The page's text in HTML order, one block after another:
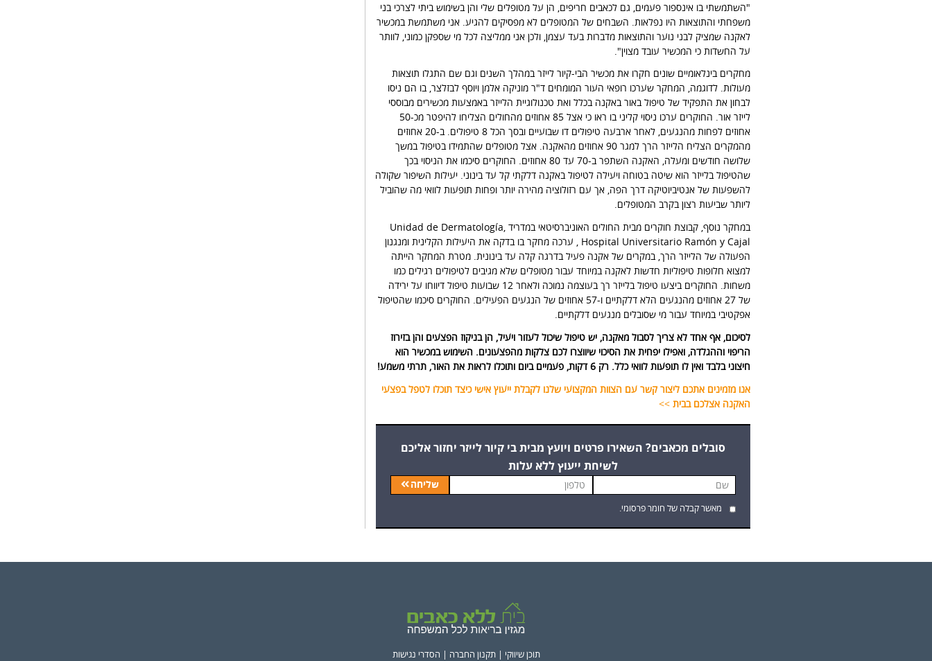
"השתמשתי בו אינספור פעמים, גם לכאבים חריפים, הן על מטופלים שלי והן בשימוש ביתי לצרכי בני
משפחתי והתוצאות היו נפלאות. השבחים של המטופלים לא מפסיקים להגיע. אני משתמשת במכשיר
לאקנה שמציק לבני נוער והתוצאות מדברות בעד עצמן, ולכן אני ממליצה לכל מי שספקן כמוני, לוותר
על החשדות כי המכשיר עובד מצוין".
מחקרים בינלאומיים שונים חקרו את מכשיר הבי-קיור לייזר במהלך השנים וגם שם התגלו תוצאות
מעולות. לדוגמה, המחקר שערכו רופאי העור המומחים ד"ר מוניקה אלמן ויוסף לבזלצר, בו הם ניסו
לבחון את התפקיד של טיפול באור באקנה בכלל ואת טכנולוגיית הלייזר באמצעות מכשירים מבוססי
לייזר אור. החוקרים ערכו ניסוי קליני בו ראו כי אצל 85 אחוזים מהחולים הצליחו להיפטר מכ-50
אחוזים לפחות מהנגעים, לאחר ארבעה טיפולים דו שבועיים ובסך הכל 8 טיפולים. ב-20 אחוזים
מהמקרים הצליח הלייזר הרך למגר 90 אחוזים מהאקנה. אצל מטופלים שהתמידו בטיפול במשך
שלושה חודשים ומעלה, האקנה השתפר ב-70 עד 80 אחוזים. החוקרים סיכמו את הניסוי בכך
שהטיפול בלייזר הוא שיטה בטוחה ויעילה לטיפול באקנה דלקתי קל עד בינוני. יעילות השיפור שקולה
להשפעות של אנטיביוטיקה דרך הפה, אך עם רזולוציה מהירה יותר ופחות תופעות לוואי מה שהוביל
ליותר שביעות רצון בקרב המטופלים.
במחקר נוסף, קבוצת חוקרים מבית החולים האוניברסיטאי במדריד Unidad de Dermatología,
Hospital Universitario Ramón y Cajal , ערכה מחקר בו בדקה את היעילות הקלינית ומנגנון
הפעולה של הלייזר הרך, במקרים של אקנה פעיל בדרגה קלה עד בינונית. מטרת המחקר הייתה
למצוא חלופות טיפוליות חדשות לאקנה במיוחד עבור מטופלים שלא מגיבים לטיפולים רגילים כמו
משחות. החוקרים ביצעו טיפול בלייזר רך בעוצמה נמוכה ולאחר 12 שבועות טיפול דיווחו על ירידה
של 27 אחוזים מהנגעים הלא דלקתיים ו-57 אחוזים של הנגעים הפעילים. החוקרים סיכמו שהטיפול
אפקטיבי במיוחד עבור מי שסובלים מנגעים דלקתיים.
לסיכום, אף אחד לא צריך לסבול מאקנה, יש טיפול שיכול לעזור ויעיל, הן בניקוז הפצעים והן בזירוז
הריפוי וההגלדה, ואפילו יפחית את הסיכוי שיווצרו לכם צלקות מהפצעונים. השימוש במכשיר הוא
חיצוני בלבד ואין לו תופעות לוואי כלל. רק 6 דקות, פעמיים ביום ותוכלו לראות את האור, תרתי משמע
!
אנו מזמינים אתכם ליצור קשר עם הצוות המקצועי שלנו לקבלת ייעוץ אישי כיצד תוכלו לטפל בפצעי
האקנה אצלכם בבית >>
סובלים מכאבים? השאירו פרטים ויועץ מבית בי קיור לייזר יחזור אליכם
לשיחת ייעוץ ללא עלות
שליחה
מאשר קבלה של חומר פרסומי.
תוכן שיווקי |תקנון החברה הסדרי נגישות